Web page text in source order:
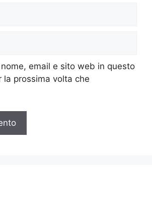
email e sito web in questo
la prossima volta che